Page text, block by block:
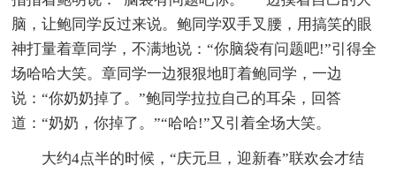
脑，让鲍同学反过来说。鲍同学双手叉腰，用搞笑的眼
神打量着章同学，不满地说：“你脑袋有问题吧!”引得全
场哈哈大笑。章同学一边狠狠地盯着鲍同学，一边
说：“你奶奶掉了。”鲍同学拉拉自己的耳朵，回答
道：“奶奶，你掉了。”“哈哈!”又引着全场大笑。
大约4点半的时候，“庆元旦，迎新春”联欢会才结